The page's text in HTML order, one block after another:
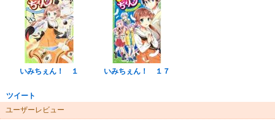
いみちぇん！ １ いみちぇん！ １７
ツイート
ユーザーレビュー